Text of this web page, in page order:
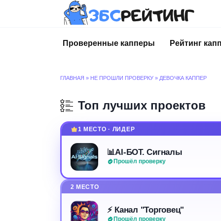
Проверенные капперы
Рейтинг
ГЛАВНАЯ » НЕ ПРОШЛИ ПРОВЕРКУ » ДЕВОЧКА КАППЕР
Топ лучших проектов
1 МЕСТО · ЛИДЕР
📊AI-БОТ. Сигналы
Прошёл проверку
2 МЕСТО
⚡️ Канал "Торговец"
Прошёл проверку